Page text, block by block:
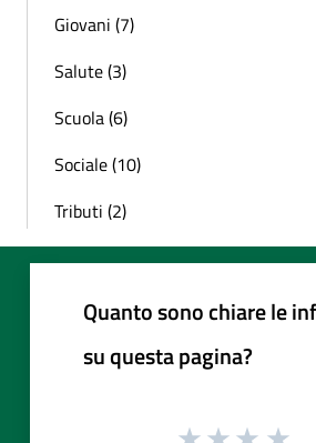
Giovani (7)
Salute (3)
Scuola (6)
Sociale (10)
Tributi (2)
Quanto sono chiare le
su questa pagina?